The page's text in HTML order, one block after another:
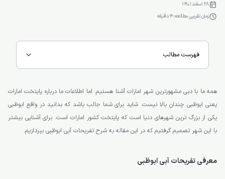
28 اسفند 1401
زمان تقریبی مطالعه: 4 دقیقه
فهرست مطالب
همه ما با دبی مشهورترین شهر امارات آشنا هستیم. اما اطلاعات ما درباره پایتخت امارات
یعنی ابوظبی چندان بالا نیست. شاید برای شما جالب باشد که بدانید در واقع ابوظبی
یکی از بزرگ ترین شهرهای دنیا است که پایتخت کشور امارات است. برای آشنایی بیشتر
با این شهر تصمیم گرفتیم که در این مقاله به شرح تفریحات آبی ابوظبی بپردازیم.
معرفی تفریحات آبی ابوظبی